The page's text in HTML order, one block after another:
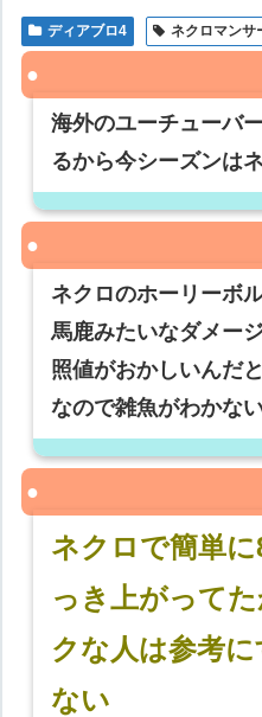
ディアブロ4 ネクロマンサ
海外のユーチューバ
るから今シーズンは
ネクロのホーリーボ
馬鹿みたいなダメー
照値がおかしいんだ
なので雑魚がわかな
ネクロで簡単
っき上がって
クな人は参考
ない